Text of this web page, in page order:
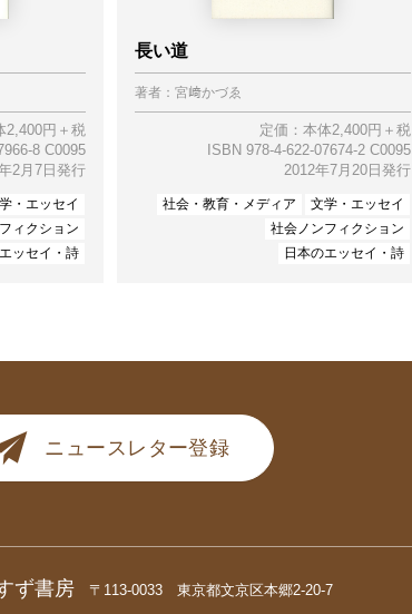
2,400円＋税
8 C0095
2月7日発行
・エッセイ
ィクション
ッセイ・詩
長い道
著者：宮﨑かづゑ
定価：本体2,400円＋税
ISBN 978-4-622-07674-2 C0095
2012年7月20日発行
社会・教育・メディア
文学・エッセイ
社会ノンフィクション
日本のエッセイ・詩
ニュースレター登録
ず書房 〒113-0033 東京都文京区本郷2-20-7